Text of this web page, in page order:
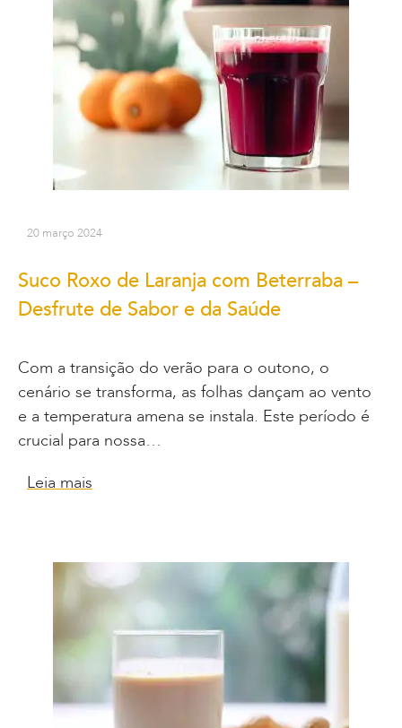
20 março 2024
Suco Roxo de Laranja com Beterraba –
Desfrute de Sabor e da Saúde
Com a transição do verão para o outono, o
cenário se transforma, as folhas dançam ao vento
e a temperatura amena se instala. Este período é
crucial para nossa…
Leia mais